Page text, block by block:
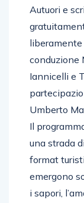
Autuori e
conduzione
Iannicelli e
Umberto
Il
una strada
format
emergono
i sapori,